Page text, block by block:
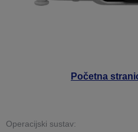
Početna
Operacijski sustav: